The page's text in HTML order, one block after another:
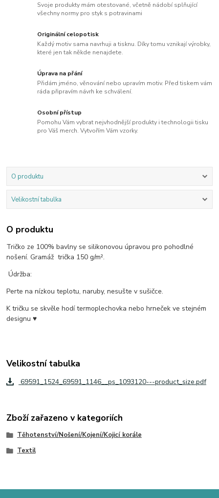
Svoje produkty mám otestované, včetně nádobí splňující
všechny normy pro styk s potravinami
Originální celopotisk
Každý motiv sama navrhuji a tisknu. Díky tomu vznikají výrobky,
které jen tak někde nenajdete.
Úprava na přání
Přidám jméno, věnování nebo upravím motiv. Před tiskem vám
ráda připravím návrh ke schválení.
Osobní přístup
Pomohu Vám vybrat nejvhodnější produkty i technologii tisku
pro Váš merch. Vytvořím Vám vzorky.
O produktu
Velikostní tabulka
O produktu
Tričko ze 100% bavlny se silikonovou úpravou pro pohodlné
nošení. Gramáž trička 150 g/m².
Údržba:
Perte na nízkou teplotu, naruby, nesušte v sušičce.
K tričku se skvěle hodí termoplechovka nebo hrneček ve stejném
designu ♥
Velikostní tabulka
69591_1524_69591_1146__ps_1093120---product_size.pdf
Zboží zařazeno v kategoriích
Těhotenství/Nošení/Kojení/Kojicí korále
Textil